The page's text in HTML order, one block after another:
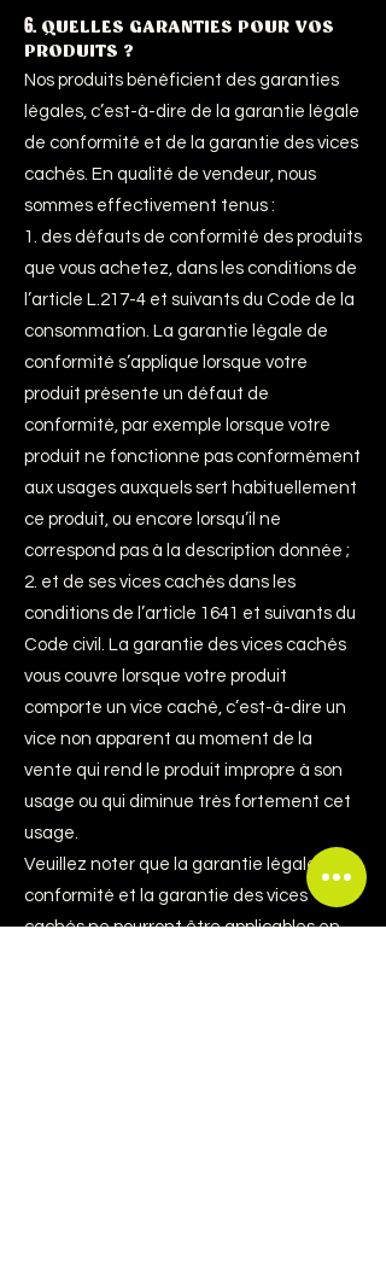
6. QUELLES GARANTIES POUR VOS
PRODUITS ?
Nos produits bénéficient des garanties
légales, c’est-à-dire de la garantie légale
de conformité et de la garantie des vices
cachés. En qualité de vendeur, nous
sommes effectivement tenus :
1. des défauts de conformité des produits
que vous achetez, dans les conditions de
l’article L.217-4 et suivants du Code de la
consommation. La garantie légale de
conformité s’applique lorsque votre
produit présente un défaut de
conformité, par exemple lorsque votre
produit ne fonctionne pas conformément
aux usages auxquels sert habituellement
ce produit, ou encore lorsqu’il ne
correspond pas à la description donnée ;
2. et de ses vices cachés dans les
conditions de l’article 1641 et suivants du
Code civil. La garantie des vices cachés
vous couvre lorsque votre produit
comporte un vice caché, c’est-à-dire un
vice non apparent au moment de la
vente qui rend le produit impropre à son
usage ou qui diminue très fortement cet
usage.
Veuillez noter que la garantie légale de
conformité et la garantie des vices
cachés ne pourront être applicables en